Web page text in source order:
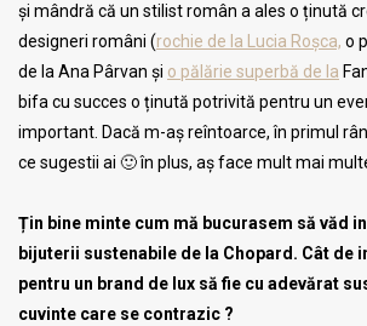
și mândră că un stilist român a ales o ținută
designeri români (rochie de la Lucia Roșca, o
de la Ana Pârvan și o pălărie superbă de la
bifa cu succes o ținută potrivită pentru un
important. Dacă m-aș reîntoarce, în primul
ce sugestii ai 🙂 în plus, aș face mult mai
Țin bine minte cum mă bucurasem să văd
bijuterii sustenabile de la Chopard. Cât de
pentru un brand de lux să fie cu adevărat
cuvinte care se contrazic ?